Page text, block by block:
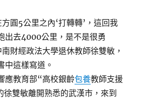
圓5公里之內‘打轉轉’，這回我
出去4000公里，是不是很勇
財經政法大學退休教師徐雙敏，
中這樣寫道。
教育部“高校銀齡包養教師支援
雙敏離開熟悉的武漢市，來到